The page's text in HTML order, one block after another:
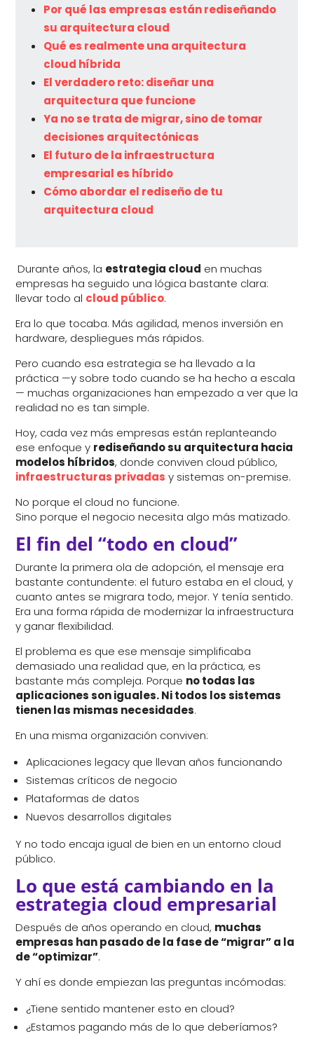
Por qué las empresas están rediseñando
su arquitectura cloud
Qué es realmente una arquitectura
cloud híbrida
El verdadero reto: diseñar una
arquitectura que funcione
Ya no se trata de migrar, sino de tomar
decisiones arquitectónicas
El futuro de la infraestructura
empresarial es híbrido
Cómo abordar el rediseño de tu
arquitectura cloud
Durante años, la estrategia cloud en muchas
empresas ha seguido una lógica bastante clara:
llevar todo al cloud público.
Era lo que tocaba. Más agilidad, menos inversión en
hardware, despliegues más rápidos.
Pero cuando esa estrategia se ha llevado a la
práctica —y sobre todo cuando se ha hecho a escala
— muchas organizaciones han empezado a ver que la
realidad no es tan simple.
Hoy, cada vez más empresas están replanteando
ese enfoque y rediseñando su arquitectura hacia
modelos híbridos, donde conviven cloud público,
infraestructuras privadas y sistemas on-premise.
No porque el cloud no funcione.
Sino porque el negocio necesita algo más matizado.
El fin del “todo en cloud”
Durante la primera ola de adopción, el mensaje era
bastante contundente: el futuro estaba en el cloud, y
cuanto antes se migrara todo, mejor. Y tenía sentido.
Era una forma rápida de modernizar la infraestructura
y ganar flexibilidad.
El problema es que ese mensaje simplificaba
demasiado una realidad que, en la práctica, es
bastante más compleja. Porque no todas las
aplicaciones son iguales. Ni todos los sistemas
tienen las mismas necesidades.
En una misma organización conviven:
Aplicaciones legacy que llevan años funcionando
Sistemas críticos de negocio
Plataformas de datos
Nuevos desarrollos digitales
Y no todo encaja igual de bien en un entorno cloud
público.
Lo que está cambiando en la
estrategia cloud empresarial
Después de años operando en cloud, muchas
empresas han pasado de la fase de “migrar” a la
de “optimizar”.
Y ahí es donde empiezan las preguntas incómodas:
¿Tiene sentido mantener esto en cloud?
¿Estamos pagando más de lo que deberíamos?